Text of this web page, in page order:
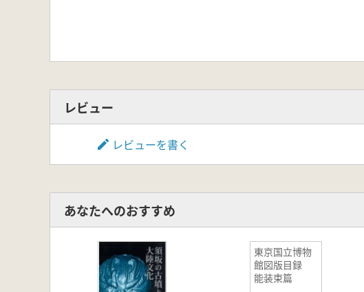
レビュー
レビューを書く
あなたへのおすすめ
東京国立博物
館図版目録
能装束篇